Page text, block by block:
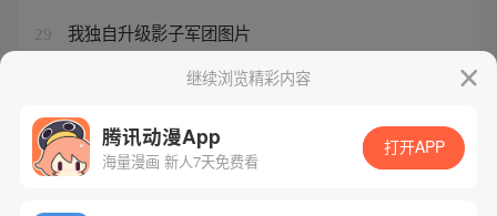
29 我独自升级影子军团图片
我独自升级若清小说网继续浏览精彩内容
腾讯动漫App
海量漫画 新人7天免费看
打开APP